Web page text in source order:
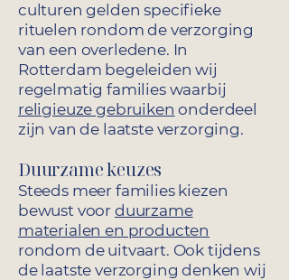
culturen gelden specifieke
rituelen rondom de verzorging
van een overledene. In
Rotterdam begeleiden wij
regelmatig families waarbij
religieuze gebruiken onderdeel
zijn van de laatste verzorging.
Duurzame keuzes
Steeds meer families kiezen
bewust voor duurzame
materialen en producten
rondom de uitvaart. Ook tijdens
de laatste verzorging denken wij